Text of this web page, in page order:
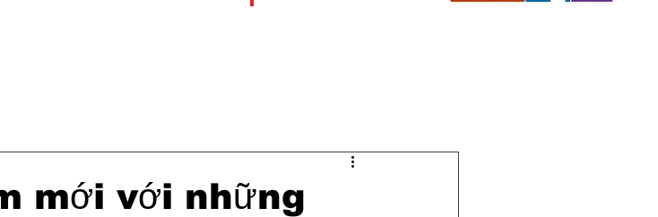
mới với những